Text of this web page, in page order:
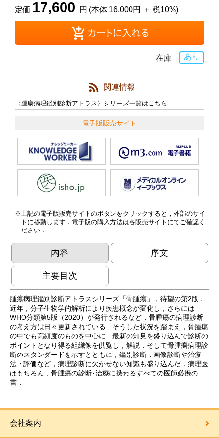
定価 17,600 円 (本体 16,000円 ＋ 税10%)
あり
在庫
関連情報
〈腫瘍病理鑑別診断アトラス〉シリーズ一覧はこちら
電子版販売サイト
上記の電子版販売サイトのボタンをクリックすると，外部のサイ
トに移動します．電子版の購入方法は各販売サイトにてご確認く
ださい．
内容 序文
主要目次
腫瘍病理鑑別診断アトラスシリーズ「骨腫瘍」，待望の第2版．
近年，分子生物学的解析により疾患概念が変化し，さらには
WHO分類第5版（2020）が発行されるなど，骨腫瘍の病理診断
の考え方は日々更新されている．そうした状況を踏まえ，骨腫瘍
の中でも高頻度のものを中心に，最新の知見を盛り込んで診断の
ポイントとなり得る組織像を供覧し，解説．そして骨腫瘍病理診
断のスタンダードを示すとともに，鑑別診断，画像診断や治療
法・評価など，病理診断に欠かせない知識も盛り込んだ．病理医
はもちろん，骨腫瘍の診断･治療に携わるすべての医師必携の
書．
会社案内